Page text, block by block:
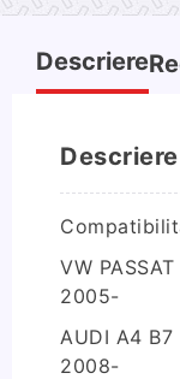
Sedan
Descriere
Descriere
VW
2005-
AUDI A4 B7
2008-